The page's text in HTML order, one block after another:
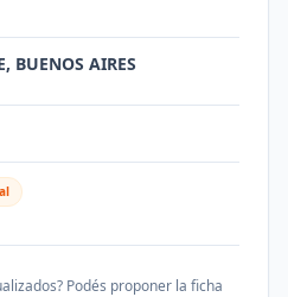
BUENOS AIRES
Podés proponer la ficha